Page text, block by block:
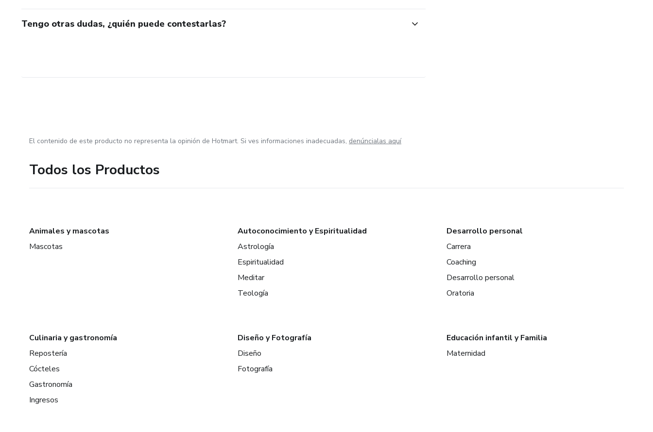
Tengo otras dudas, ¿quién puede contestarlas?
El contenido de este producto no representa la opinión de Hotmart. Si ves informaciones inadecuadas, denúncialas aquí
Todos los Productos
Animales y mascotas
Mascotas
Autoconocimiento y Espiritualidad
Astrología
Espiritualidad
Meditar
Teología
Desarrollo personal
Carrera
Coaching
Desarrollo personal
Oratoria
Culinaria y gastronomía
Repostería
Cócteles
Gastronomía
Ingresos
Diseño y Fotografía
Diseño
Fotografía
Educación infantil y Familia
Maternidad